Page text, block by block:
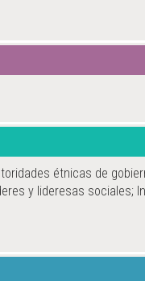
étnicas de
y lideresas sociales;